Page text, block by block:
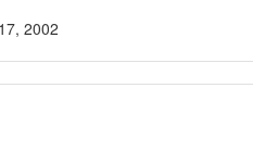
2002